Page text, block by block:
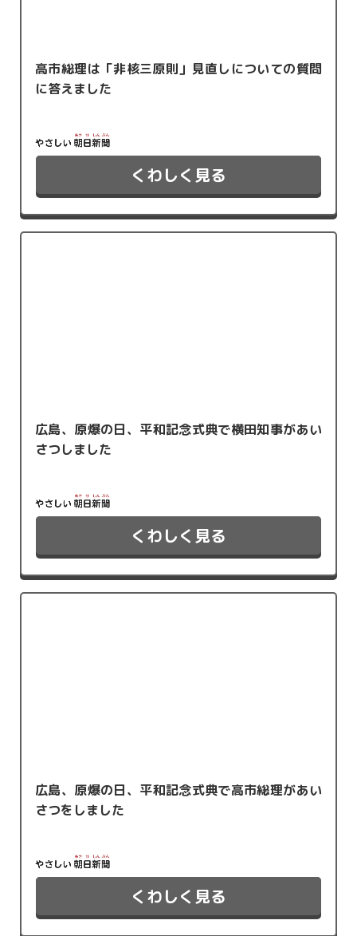
高市総理は「非核三原則」見直しについての質問
に答えました
くわしく見る
広島、原爆の日、平和記念式典で横田知事があい
さつしました
くわしく見る
広島、原爆の日、平和記念式典で高市総理があい
さつをしました
くわしく見る